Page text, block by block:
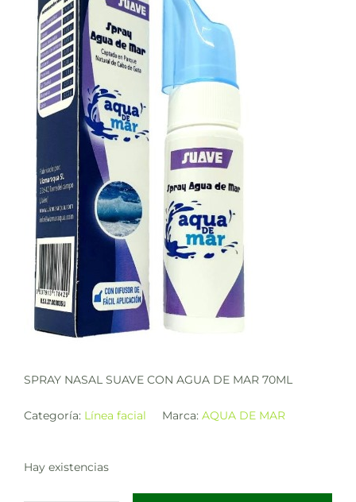
SPRAY NASAL SUAVE CON AGUA DE MAR 70ML
Categoría: Línea facial Marca: AQUA DE MAR
Hay existencias